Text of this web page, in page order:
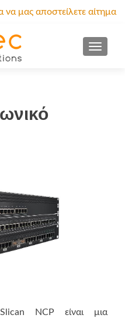
να μας αποστείλετε αίτημα
προσφοράς.
MENU
NCP είναι μια